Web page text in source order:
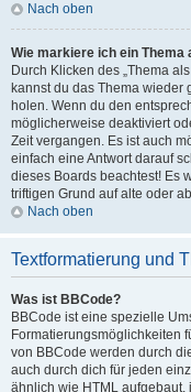
Nach oben
Wie markiere ich ein Thema
Durch Klicken des „Thema
kannst du das Thema wieder
holen. Wenn du den
möglicherweise deaktiviert
Zeit vergangen. Es ist auch
einfach eine Antwort darauf
dieses Boards beachtest! Es
triftigen Grund auf alte oder
Nach oben
Textformatierung und
Was ist BBCode?
BBCode ist eine spezielle
Formatierungsmöglichkeiten
von BBCode werden durch
auch durch dich für jeden
ähnlich wie HTML aufgebaut,